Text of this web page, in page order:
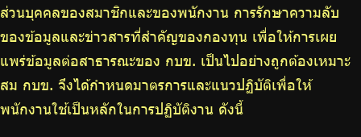
ส่วนบุคคลของสมาชิกและของพนักงาน การรักษาความลับ
ของข้อมูลและข่าวสารที่สำคัญของกองทุน เพื่อให้การเผย
แพร่ข้อมูลต่อสาธารณะของ กบข. เป็นไปอย่างถูกต้องเหมาะ
สม กบข. จึงได้กำหนดมาตรการและแนวปฏิบัติเพื่อให้
พนักงานใช้เป็นหลักในการปฏิบัติงาน ดังนี้